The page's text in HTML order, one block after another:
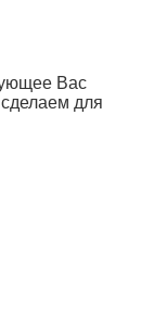
Вас
для